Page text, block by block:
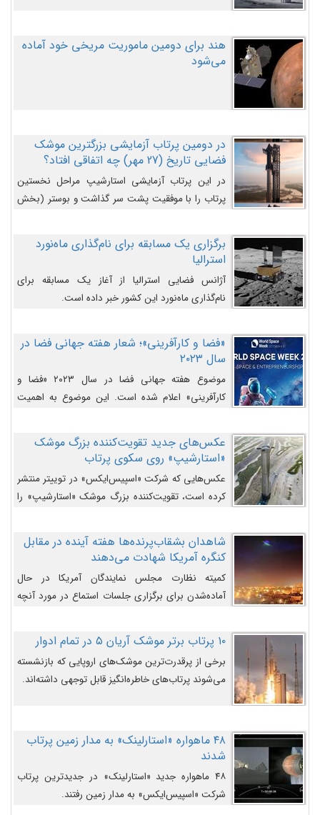
هند برای دومین ماموریت مریخی خود آماده
می‌شود
در دومین پرتاب آزمایشی بزرگترین موشک
فضایی تاریخ (27 مهر‌) چه اتفاقی افتاد؟
در این پرتاب آزمایشی استارشیپ مراحل نخستین
پرتاب را با موفقیت پشت سر گذاشت و بوستر (بخش
را وارد مسیر از پیش تعیین‌شده کند و سپس با یک
مکانیزم جدید با موفقیت از آن جدا شود. ‌
برگزاری یک مسابقه برای نام‌گذاری ماه‌نورد
استرالیا
آژانس فضایی استرالیا از آغاز یک مسابقه برای
نام‌گذاری ماه‌نورد این کشور خبر داده است.
«فضا و کارآفرینی»؛ شعار هفته جهانی فضا در
سال ۲۰۲۳
موضوع هفته جهانی فضا در سال ۲۰۲۳ «فضا و
کارآفرینی» اعلام شده است. این موضوع به اهمیت
روزافزون کارآفرینی در حوزه فضایی و مزایای جدیدی که
کارآفرینان این حوزه ایجاد می‌کنند، می‌پردازد.
عکس‌های جدید تقویت‌کننده بزرگ موشک
«استارشیپ» روی سکوی پرتاب
عکس‌هایی که شرکت «اسپیس‌ایکس» در توییتر منتشر
کرده است، تقویت‌کننده بزرگ موشک «استارشیپ» را
شاهدان بشقاب‌پرنده‌ها هفته آینده در مقابل
کنگره آمریکا شهادت می‌دهند
کمیته نظارت مجلس نمایندگان آمریکا در حال
آماده‌شدن برای برگزاری جلسات استماع در مورد آنچه
می‌دانند، است و قرار است افشاگران یوفوها هفته آینده
در مقابل آنها شهادت دهند.۱۰ پرتاب برتر موشک آریان ۵ در تمام ادوار
برخی از پرقدرت‌ترین موشک‌های اروپایی که بازنشسته
می‌شوند پرتاب‌های خاطره‌انگیز قابل توجهی داشته‌اند.
۴۸ ماهواره «استارلینک» به مدار زمین پرتاب
شدند
۴۸ ماهواره جدید «استارلینک» در جدیدترین پرتاب
شرکت «اسپیس‌ایکس» به مدار زمین رفتند.